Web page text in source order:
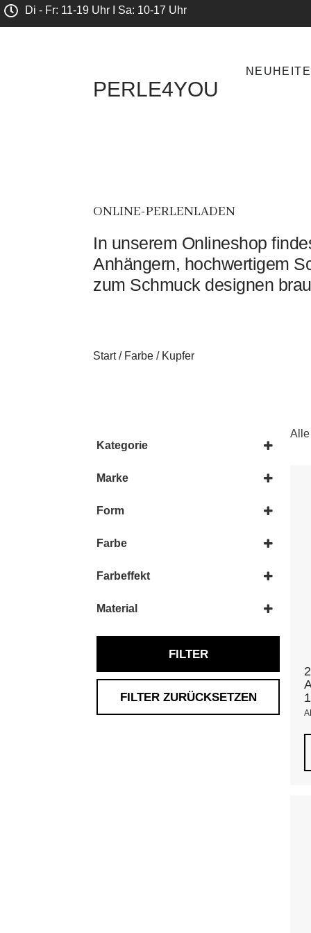
Di - Fr: 11-19 Uhr I Sa: 10-17 Uhr
PERLE4YOU
ONLINE-PERLENLADEN
In unserem Onlineshop
Anhängern, hochwertigem
zum Schmuck designen
Start/ Farbe / Kupfer
Kategorie
Facettierte Perlen
Marke
Miyuki
Form
Rocailles
Farbe
Bronze
Rosa
Farbeffekt
Metallic
Material
FILTER
FILTER ZURÜCKSETZEN